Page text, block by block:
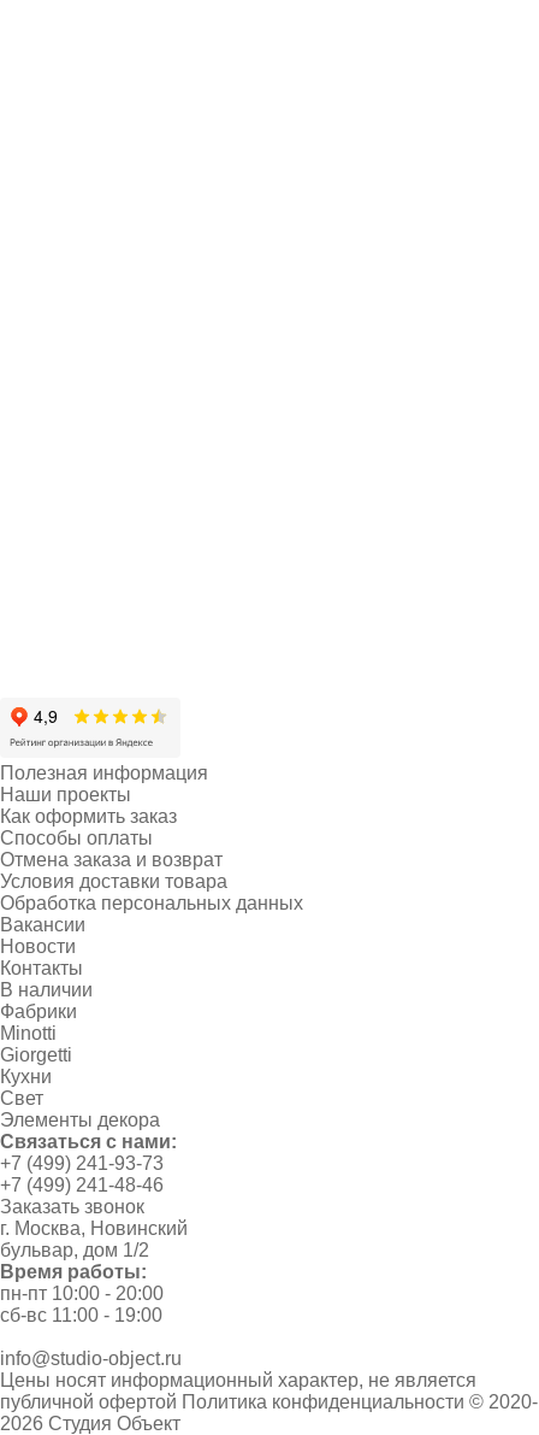
Полезная информация
Наши проекты
Как оформить заказ
Способы оплаты
Отмена заказа и возврат
Условия доставки товара
Обработка персональных данных
Вакансии
Новости
Контакты
В наличии
Фабрики
Minotti
Giorgetti
Кухни
Свет
Элементы декора
Связаться с нами:
+7 (499) 241-93-73
+7 (499) 241-48-46
Заказать звонок
г. Москва, Новинский
бульвар, дом 1/2
Время работы:
пн-пт 10:00 - 20:00
сб-вс 11:00 - 19:00
info@studio-object.ru
Цены носят информационный характер, не является
публичной офертой Политика конфиденциальности © 2020-
2026 Студия Объект